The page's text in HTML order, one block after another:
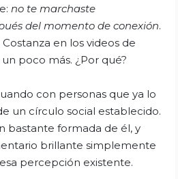
no te marchaste
del momento de conexión.
en los videos de
poco más. ¿Por qué?
con personas que ya lo
un círculo social establecido.
bastante formada de él, y
brillante simplemente
percepción existente.